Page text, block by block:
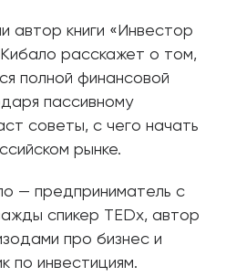
автор книги «Инвестор
расскажет о том,
полной финансовой
пассивному
советы, с чего начать
рынке.
— предприниматель с
спикер TEDx, автор
про бизнес и
по инвестициям.